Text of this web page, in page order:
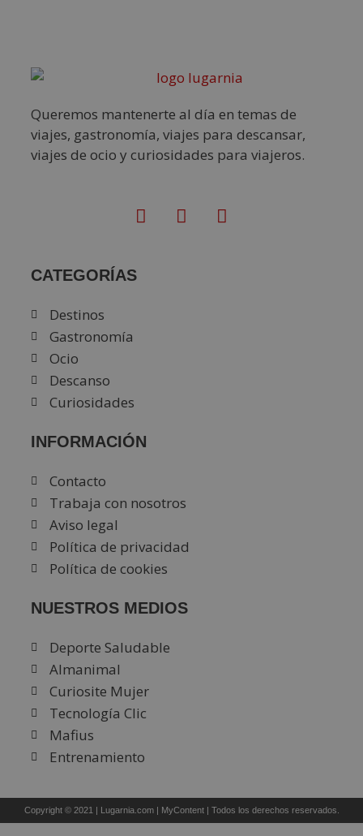
Queremos mantenerte al día en temas de
viajes, gastronomía, viajes para descansar,
viajes de ocio y curiosidades para viajeros.
CATEGORÍAS
Destinos
Gastronomía
Ocio
Descanso
Curiosidades
INFORMACIÓN
Contacto
Trabaja con nosotros
Aviso legal
Política de privacidad
Política de cookies
NUESTROS MEDIOS
Deporte Saludable
Almanimal
Curiosite Mujer
Tecnología Clic
Mafius
Entrenamiento
Copyright © 2021 | Lugarnia.com| MyContent| Todos los derechos reservados.